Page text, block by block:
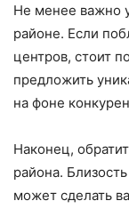
Не менее важно
районе. Если
центров, стоит
предложить
на фоне
Наконец,
района.
может сделать